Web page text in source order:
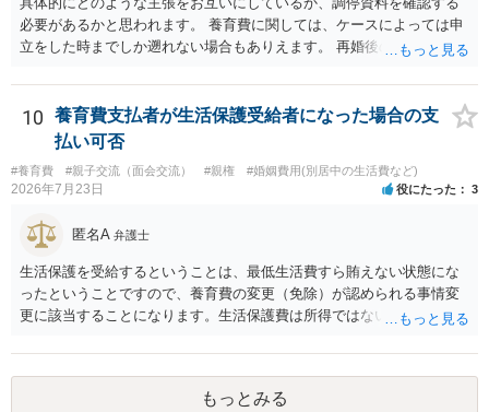
必要があるかと思われます。 養育費に関しては、ケースによっては申
立をした時までしか遡れない場合もありえます。 再婚後の相手方の行
養育費に関するやりとり等があればそちらについても確認する必要が
あるでしょう。 公開相談の場での回答よりも個別に弁護士にご相談さ
れることをお勧めいたします。
10
養育費支払者が生活保護受給者になった場合の支
払い可否
#養育費 #親子交流（面会交流） #親権 #婚姻費用(別居中の生活費など)
2026年7月23日 役にたった 3
匿名A 弁護士
生活保護を受給するということは、最低生活費すら賄えない状態にな
ったということですので、養育費の変更（免除）が認められる事情変
更に該当することになります。生活保護費は所得ではないので、「保
支払った場合に返還請求権が認められたり役所から何らかのペナルテ
ィが課されたりするわけではなく、「残りのお金で自己責任で生活せ
よ」ということになるので、生活保護を受給することになった時はす
もっとみる